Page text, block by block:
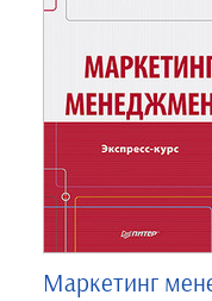
Маркетинг